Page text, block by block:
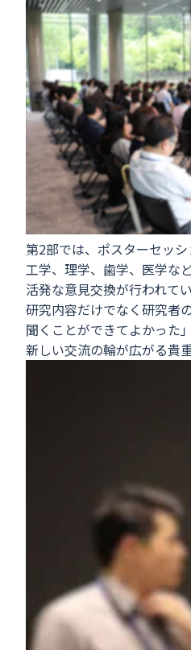
第2部では、ポスターセッ
工学、理学、歯学、医学な
活発な意見交換が行われて
研究内容だけでなく研究者
聞くことができてよかった
新しい交流の輪が広がる貴